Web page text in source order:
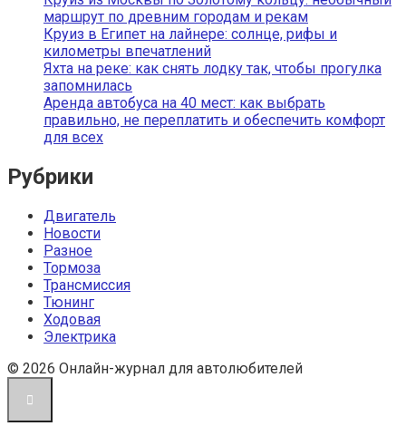
маршрут по древним городам и рекам
Круиз в Египет на лайнере: солнце, рифы и
километры впечатлений
Яхта на реке: как снять лодку так, чтобы прогулка
запомнилась
Аренда автобуса на 40 мест: как выбрать
правильно, не переплатить и обеспечить комфорт
для всех
Рубрики
Двигатель
Новости
Разное
Тормоза
Трансмиссия
Тюнинг
Ходовая
Электрика
© 2026 Онлайн-журнал для автолюбителей